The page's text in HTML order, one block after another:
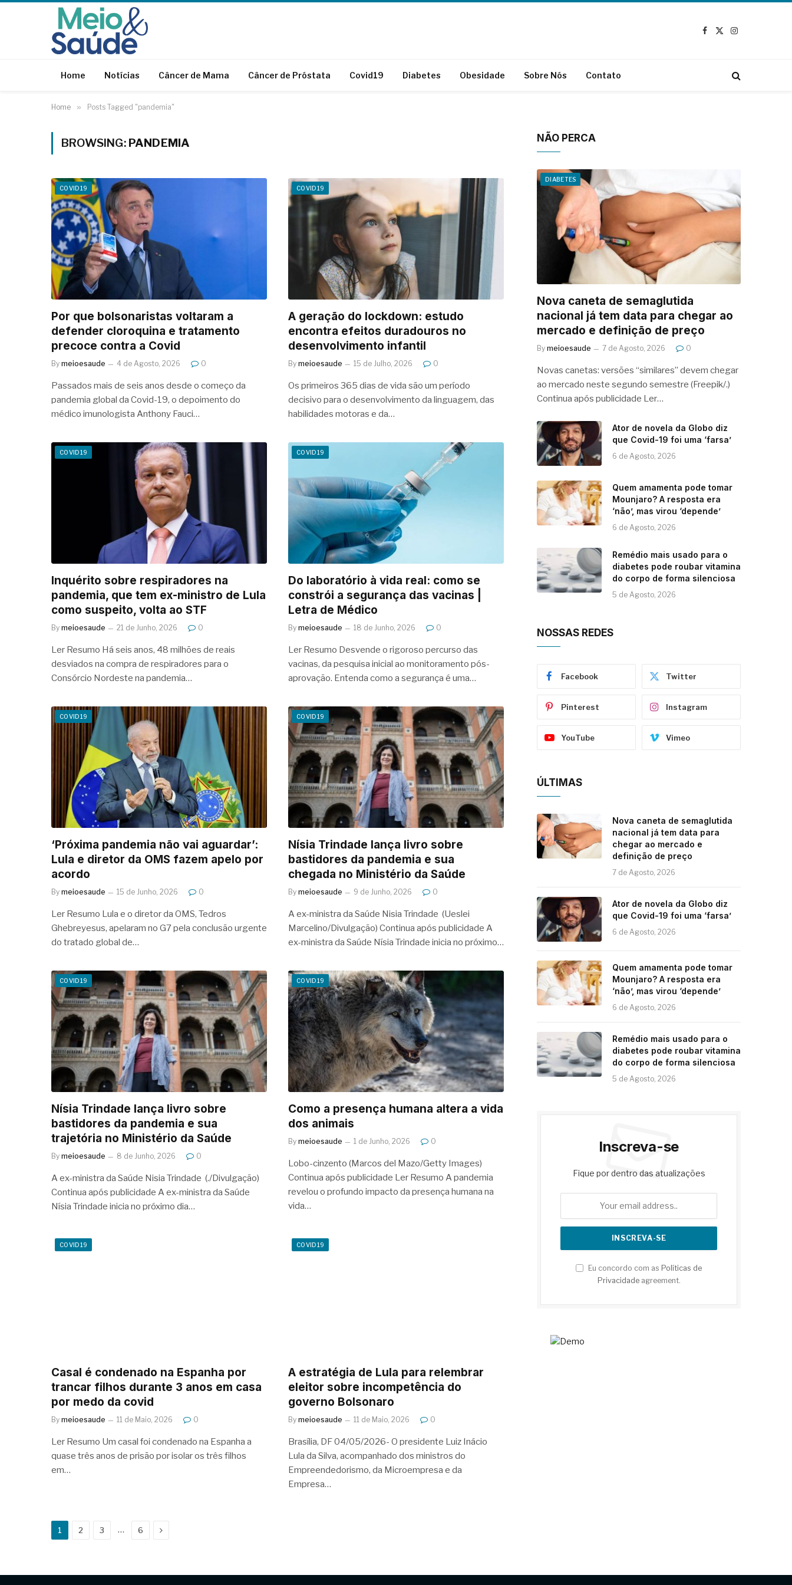
Facebook
X
Instagram
Home Notícias Câncer de Mama Câncer de Próstata Covid19 Diabetes Obesidade Sobre Nós Contato
Home » Posts Tagged "pandemia"
BROWSING: PANDEMIA
COVID19
Por que bolsonaristas voltaram a
defender cloroquina e tratamento
precoce contra a Covid
By meioesaude 4 de Agosto, 2026 0
Passados mais de seis anos desde o começo da
pandemia global da Covid-19, o depoimento do
médico imunologista Anthony Fauci…
COVID19
A geração do lockdown: estudo
encontra efeitos duradouros no
desenvolvimento infantil
By meioesaude 15 de Julho, 2026 0
Os primeiros 365 dias de vida são um período
decisivo para o desenvolvimento da linguagem, das
habilidades motoras e da…
COVID19
Inquérito sobre respiradores na
pandemia, que tem ex-ministro de Lula
como suspeito, volta ao STF
By meioesaude 21 de Junho, 2026 0
Ler Resumo Há seis anos, 48 milhões de reais
desviados na compra de respiradores para o
Consórcio Nordeste na pandemia…
COVID19
Do laboratório à vida real: como se
constrói a segurança das vacinas |
Letra de Médico
By meioesaude 18 de Junho, 2026 0
Ler Resumo Desvende o rigoroso percurso das
vacinas, da pesquisa inicial ao monitoramento pós-
aprovação. Entenda como a segurança é uma…
COVID19
‘Próxima pandemia não vai aguardar’:
Lula e diretor da OMS fazem apelo por
acordo
By meioesaude 15 de Junho, 2026 0
Ler Resumo Lula e o diretor da OMS, Tedros
Ghebreyesus, apelaram no G7 pela conclusão urgente
do tratado global de…
COVID19
Nísia Trindade lança livro sobre
bastidores da pandemia e sua
chegada no Ministério da Saúde
By meioesaude 9 de Junho, 2026 0
A ex-ministra da Saúde Nisia Trindade (Ueslei
Marcelino/Divulgação) Continua após publicidade A
ex-ministra da Saúde Nísia Trindade inicia no próximo…
COVID19
Nísia Trindade lança livro sobre
bastidores da pandemia e sua
trajetória no Ministério da Saúde
By meioesaude 8 de Junho, 2026 0
A ex-ministra da Saúde Nisia Trindade (./Divulgação)
Continua após publicidade A ex-ministra da Saúde
Nísia Trindade inicia no próximo dia…
COVID19
Como a presença humana altera a vida
dos animais
By meioesaude 1 de Junho, 2026 0
Lobo-cinzento (Marcos del Mazo/Getty Images)
Continua após publicidade Ler Resumo A pandemia
revelou o profundo impacto da presença humana na
vida…
COVID19
Casal é condenado na Espanha por
trancar filhos durante 3 anos em casa
por medo da covid
By meioesaude 11 de Maio, 2026 0
Ler Resumo Um casal foi condenado na Espanha a
quase três anos de prisão por isolar os três filhos
em…
COVID19
A estratégia de Lula para relembrar
eleitor sobre incompetência do
governo Bolsonaro
By meioesaude 11 de Maio, 2026 0
Brasília, DF 04/05/2026- O presidente Luiz Inácio
Lula da Silva, acompanhado dos ministros do
Empreendedorismo, da Microempresa e da
Empresa…
1 2 3 … 6 Next
NÃO PERCA
DIABETES
Nova caneta de semaglutida
nacional já tem data para chegar ao
mercado e definição de preço
By meioesaude 7 de Agosto, 2026 0
Novas canetas: versões “similares” devem chegar
ao mercado neste segundo semestre (Freepik/.)
Continua após publicidade Ler…
Ator de novela da Globo diz
que Covid-19 foi uma ‘farsa’
6 de Agosto, 2026
Quem amamenta pode tomar
Mounjaro? A resposta era
‘não’, mas virou ‘depende’
6 de Agosto, 2026
Remédio mais usado para o
diabetes pode roubar vitamina
do corpo de forma silenciosa
5 de Agosto, 2026
NOSSAS REDES
Facebook Twitter
Pinterest Instagram
YouTube Vimeo
ÚLTIMAS
Nova caneta de semaglutida
nacional já tem data para
chegar ao mercado e
definição de preço
7 de Agosto, 2026
Ator de novela da Globo diz
que Covid-19 foi uma ‘farsa’
6 de Agosto, 2026
Quem amamenta pode tomar
Mounjaro? A resposta era
‘não’, mas virou ‘depende’
6 de Agosto, 2026
Remédio mais usado para o
diabetes pode roubar vitamina
do corpo de forma silenciosa
5 de Agosto, 2026
Inscreva-se
Fique por dentro das atualizações
Eu concordo com as Políticas de
Privacidadeagreement.